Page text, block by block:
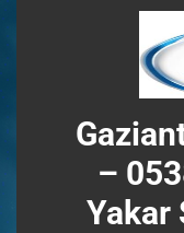
–
Yakar